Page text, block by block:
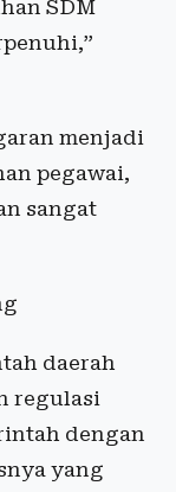
SDM
menjadi
pegawai,
sangat
daerah
regulasi
dengan
yang